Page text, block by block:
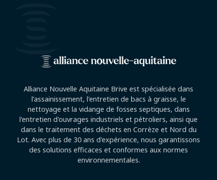
Alliance Nouvelle Aquitaine Brive est spécialisée dans
l’assainissement, l'entretien de bacs à graisse, le
nettoyage et la vidange de fosses septiques, dans
l'entretien d'ouvrages industriels et pétroliers, ainsi que
dans le traitement des déchets en Corrèze et Nord du
Lot. Avec plus de 30 ans d'expérience, nous garantissons
des solutions efficaces et conformes aux normes
environnementales.